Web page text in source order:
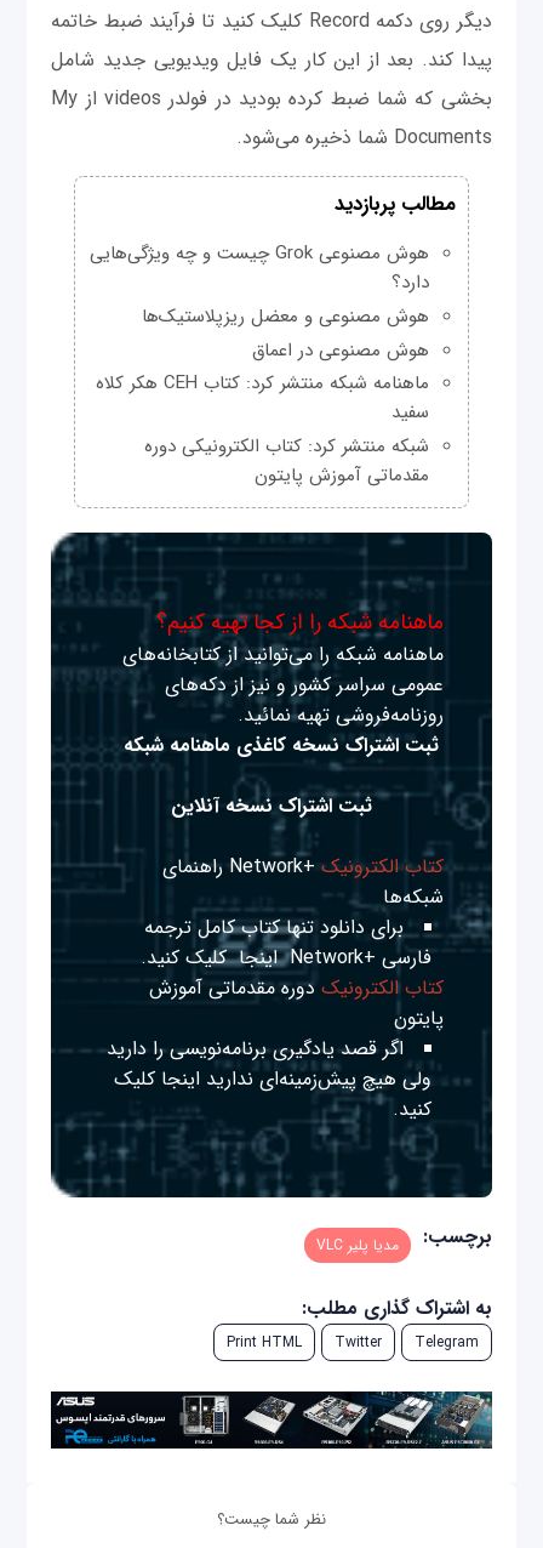
دیگر روی دکمه Record کلیک کنید تا فرآيند ضبط خاتمه
پیدا کند. بعد از این کار یک فایل ویدیویی جدید شامل
بخشی که شما ضبط کرده بودید در فولدر videos از My
Documents شما ذخیره می‌شود.
مطالب پربازدید
هوش مصنوعی Grok چیست و چه ویژگی‌هایی
دارد؟
هوش مصنوعی و معضل ریزپلاستیک‌ها
هوش مصنوعی در اعماق
ماهنامه شبکه منتشر کرد: کتاب CEH هکر کلاه
سفید
شبکه منتشر کرد: کتاب الکترونیکی دوره
مقدماتی آموزش پایتون
ماهنامه شبکه را از کجا تهیه کنیم؟
ماهنامه شبکه را می‌توانید از کتابخانه‌های
عمومی سراسر کشور و نیز از دکه‌های
روزنامه‌فروشی تهیه نمائید.
ثبت اشتراک نسخه کاغذی ماهنامه شبکه
ثبت اشتراک نسخه آنلاین
کتاب الکترونیک
+Network راهنمای
شبکه‌ها
برای دانلود تنها کتاب کامل ترجمه
فارسی +Network
اینجا کلیک کنید.
کتاب الکترونیک دوره مقدماتی آموزش
پایتون
اگر قصد یادگیری برنامه‌نویسی را دارید
ولی هیچ پیش‌زمینه‌ای نداریداینجا کلیک
کنید.
برچسب: مدیا پلیر VLC
به اشتراک گذاری مطلب:
Telegram
Twitter
Print HTML
نظر شما چیست؟